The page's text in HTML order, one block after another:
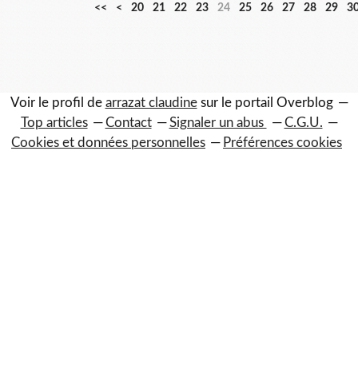
<< <
1
20 21 22 23 24 25 26 27 28 29
Voir le profil de arrazat claudinesur le portail Overblog
Top articles
Contact Signaler un abus
C.G.U.
Cookies et données personnelles
Préférences cookies